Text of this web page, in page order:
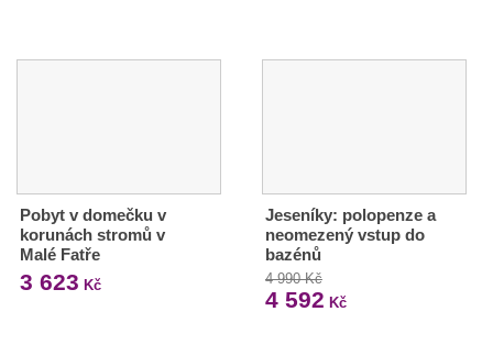
Pobyt v domečku v
korunách stromů v
Malé Fatře
3 623 Kč
Jeseníky: polopenze a
neomezený vstup do
bazénů
4 990 Kč
4 592 Kč